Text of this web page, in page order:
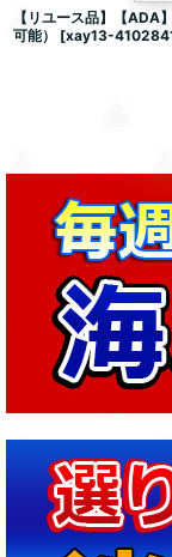
【リユース品】【
可能）
[xay13-